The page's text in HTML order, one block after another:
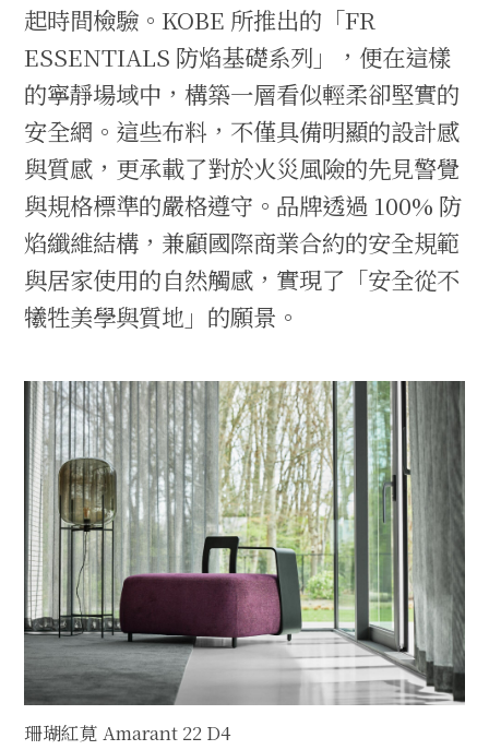
起時間檢驗。KOBE 所推出的「FR
ESSENTIALS 防焰基礎系列」，便在這樣
的寧靜場域中，構築一層看似輕柔卻堅實的
安全網。這些布料，不僅具備明顯的設計感
與質感，更承載了對於火災風險的先見警覺
與規格標準的嚴格遵守。品牌透過 100% 防
焰纖維結構，兼顧國際商業合約的安全規範
與居家使用的自然觸感，實現了「安全從不
犧牲美學與質地」的願景。
珊瑚紅莧 Amarant 22 D4